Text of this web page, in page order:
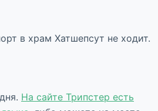
в храм Хатшепсут не ходит.
На сайте Трипстер есть